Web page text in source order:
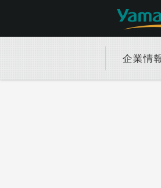
企業情